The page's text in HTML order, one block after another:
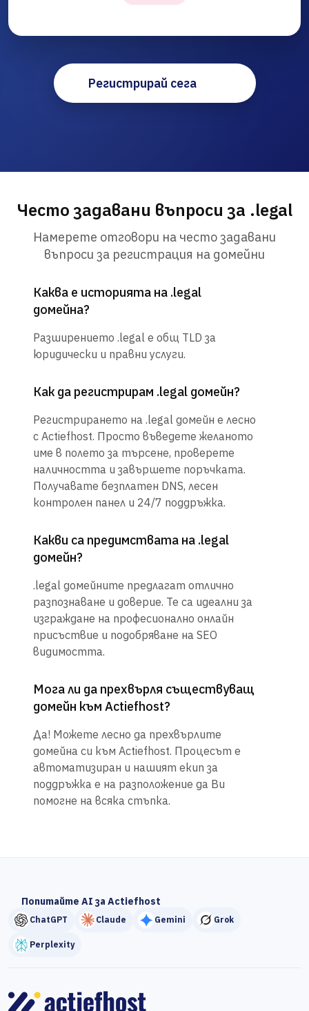
Регистрирай сега
Често задавани въпроси за .legal
Намерете отговори на често задавани
въпроси за регистрация на домейни
Каква е историята на .legal
домейна?
Разширението .legal е общ TLD за
юридически и правни услуги.
Как да регистрирам .legal домейн?
Регистрирането на .legal домейн е лесно
с Actiefhost. Просто въведете желаното
име в полето за търсене, проверете
наличността и завършете поръчката.
Получавате безплатен DNS, лесен
контролен панел и 24/7 поддръжка.
Какви са предимствата на .legal
домейн?
.legal домейните предлагат отлично
разпознаване и доверие. Те са идеални за
изграждане на професионално онлайн
присъствие и подобряване на SEO
видимостта.
Мога ли да прехвърля съществуващ
домейн към Actiefhost?
Да! Можете лесно да прехвърлите
домейна си към Actiefhost. Процесът е
автоматизиран и нашият екип за
поддръжка е на разположение да Ви
помогне на всяка стъпка.
Попитайте AI за Actiefhost
ChatGPT Claude Gemini Grok
Perplexity